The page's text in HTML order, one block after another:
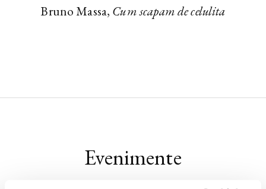
Bruno Massa, Cum scapam de celulita
Evenimente